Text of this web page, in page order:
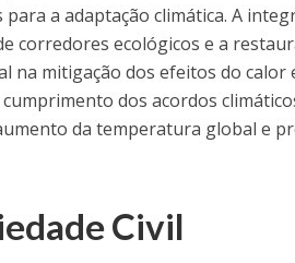
a adaptação climática. A
corredores ecológicos e a
na mitigação dos efeitos do calor
dos acordos
da temperatura global e
Civil